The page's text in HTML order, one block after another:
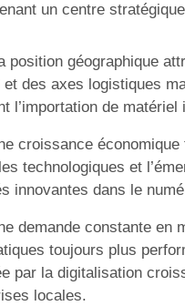
un centre
position géographique
et des axes logistiques
l’importation de matériel
croissance
technologiques et
innovantes dans le
demande constante en
toujours plus
par la digitalisation
locales.